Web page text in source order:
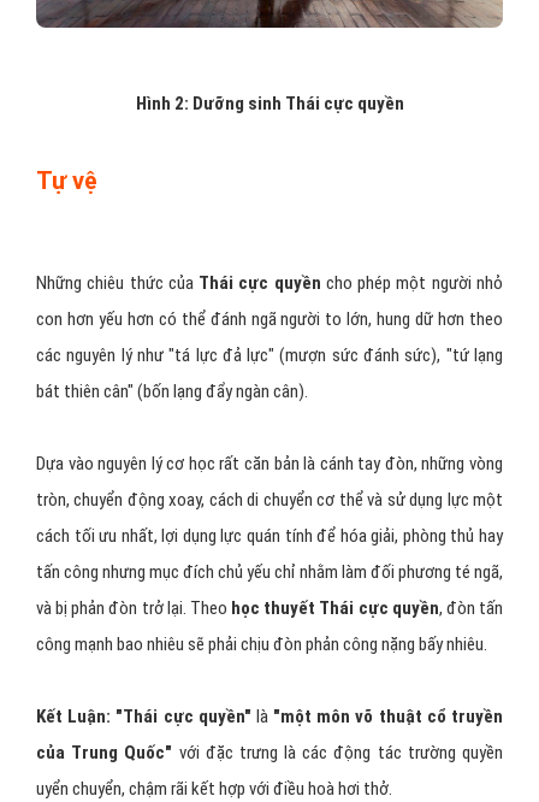
Hình 2: Dưỡng sinh Thái cực quyền
Tự vệ
Những chiêu thức của Thái cực quyền cho phép một người nhỏ
con hơn yếu hơn có thể đánh ngã người to lớn, hung dữ hơn theo
các nguyên lý như "tá lực đả lực" (mượn sức đánh sức), "tứ lạng
bát thiên cân" (bốn lạng đẩy ngàn cân).
Dựa vào nguyên lý cơ học rất căn bản là cánh tay đòn, những vòng
tròn, chuyển động xoay, cách di chuyển cơ thể và sử dụng lực một
cách tối ưu nhất, lợi dụng lực quán tính để hóa giải, phòng thủ hay
tấn công nhưng mục đích chủ yếu chỉ nhằm làm đối phương té ngã,
và bị phản đòn trở lại. Theo học thuyết Thái cực quyền, đòn tấn
công mạnh bao nhiêu sẽ phải chịu đòn phản công nặng bấy nhiêu.
Kết Luận: "Thái cực quyền" là "một môn võ thuật cổ truyền
của Trung Quốc" với đặc trưng là các động tác trường quyền
uyển chuyển, chậm rãi kết hợp với điều hoà hơi thở.